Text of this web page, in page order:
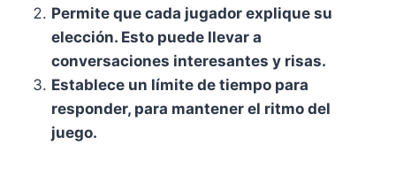
Permite que cada jugador explique su
elección. Esto puede llevar a
conversaciones interesantes y risas.
Establece un límite de tiempo para
responder, para mantener el ritmo del
juego.